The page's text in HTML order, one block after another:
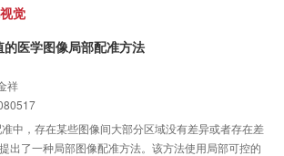
觉
医学图像局部配准方法
祥
中，存在某些图像间大部分区域没有差异或者存在差
出了一种局部图像配准方法。该方法使用局部可控的